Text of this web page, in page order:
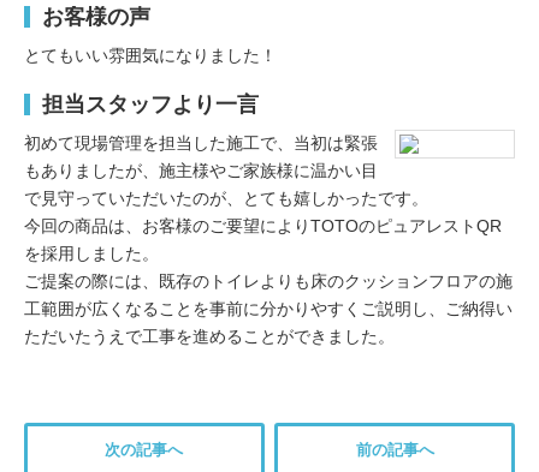
お客様の声
とてもいい雰囲気になりました！
担当スタッフより一言
初めて現場管理を担当した施工で、当初は緊張
もありましたが、施主様やご家族様に温かい目
で見守っていただいたのが、とても嬉しかったです。
今回の商品は、お客様のご要望によりTOTOのピュアレストQR
を採用しました。
ご提案の際には、既存のトイレよりも床のクッションフロアの施
工範囲が広くなることを事前に分かりやすくご説明し、ご納得い
ただいたうえで工事を進めることができました。
次の記事へ 前の記事へ